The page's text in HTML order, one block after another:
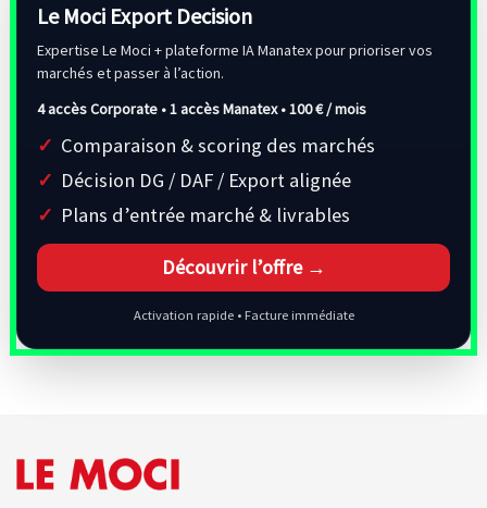
Le Moci Export Decision
Expertise Le Moci + plateforme IA Manatex pour prioriser vos
marchés et passer à l’action.
4 accès Corporate • 1 accès Manatex •100 € / mois
Comparaison & scoring des marchés
Décision DG / DAF / Export alignée
Plans d’entrée marché & livrables
Découvrir l’offre →
Activation rapide • Facture immédiate